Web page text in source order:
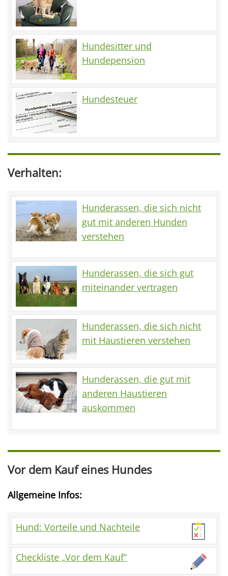
Hundesitter und
Hundepension
Hundesteuer
Verhalten:
Hunderassen, die sich nicht
gut mit anderen Hunden
verstehen
Hunderassen, die sich gut
miteinander vertragen
Hunderassen, die sich nicht
mit Haustieren verstehen
Hunderassen, die gut mit
anderen Haustieren
auskommen
Vor dem Kauf eines Hundes
Allgemeine Infos:
Hund: Vorteile und Nachteile
Checkliste „Vor dem Kauf“